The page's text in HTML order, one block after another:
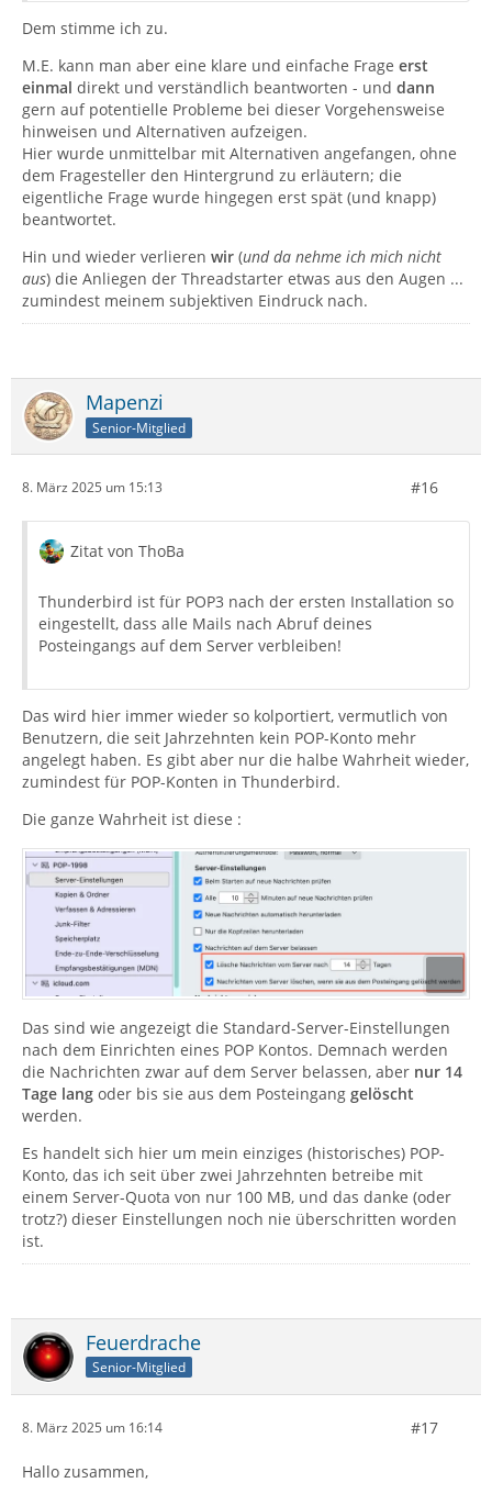
Dem stimme ich zu.
M.E. kann man aber eine klare und einfache Frage erst
einmal direkt und verständlich beantworten - und dann
gern auf potentielle Probleme bei dieser Vorgehensweise
hinweisen und Alternativen aufzeigen.
Hier wurde unmittelbar mit Alternativen angefangen, ohne
dem Fragesteller den Hintergrund zu erläutern; die
eigentliche Frage wurde hingegen erst spät (und knapp)
beantwortet.
Hin und wieder verlieren wir (und da nehme ich mich nicht
aus) die Anliegen der Threadstarter etwas aus den Augen ...
zumindest meinem subjektiven Eindruck nach.
Mapenzi
Senior-Mitglied
8. März 2025 um 15:13 #16
Zitat von ThoBa
Thunderbird ist für POP3 nach der ersten Installation so
eingestellt, dass alle Mails nach Abruf deines
Posteingangs auf dem Server verbleiben!
Das wird hier immer wieder so kolportiert, vermutlich von
Benutzern, die seit Jahrzehnten kein POP-Konto mehr
angelegt haben. Es gibt aber nur die halbe Wahrheit wieder,
zumindest für POP-Konten in Thunderbird.
Die ganze Wahrheit ist diese :
Das sind wie angezeigt die Standard-Server-Einstellungen
nach dem Einrichten eines POP Kontos. Demnach werden
die Nachrichten zwar auf dem Server belassen, aber nur 14
Tage lang oder bis sie aus dem Posteingang gelöscht
werden.
Es handelt sich hier um mein einziges (historisches) POP-
Konto, das ich seit über zwei Jahrzehnten betreibe mit
einem Server-Quota von nur 100 MB, und das danke (oder
trotz?) dieser Einstellungen noch nie überschritten worden
ist.
Feuerdrache
Senior-Mitglied
8. März 2025 um 16:14 #17
Hallo zusammen,